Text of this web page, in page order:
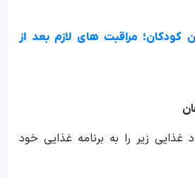
کودکان؛ مراقبت‌ های لازم بعد از
غذایی زیر را به برنامه غذایی خود